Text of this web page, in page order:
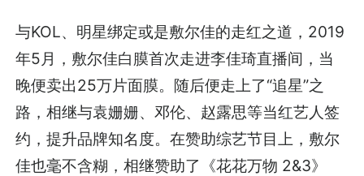
与KOL、明星绑定或是敷尔佳的走红之道，2019
年5月，敷尔佳白膜首次走进李佳琦直播间，当
晚便卖出25万片面膜。随后便走上了“追星”之
路，相继与袁姗姗、邓伦、赵露思等当红艺人签
约，提升品牌知名度。在赞助综艺节目上，敷尔
佳也毫不含糊，相继赞助了《花花万物 2&3》